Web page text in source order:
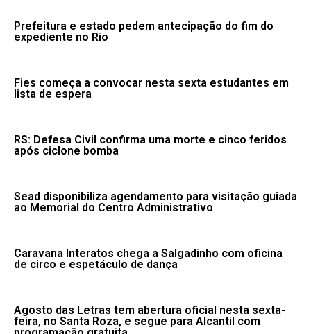
Prefeitura e estado pedem antecipação do fim do
expediente no Rio
Fies começa a convocar nesta sexta estudantes em
lista de espera
RS: Defesa Civil confirma uma morte e cinco feridos
após ciclone bomba
Sead disponibiliza agendamento para visitação guiada
ao Memorial do Centro Administrativo
Caravana Interatos chega a Salgadinho com oficina
de circo e espetáculo de dança
Agosto das Letras tem abertura oficial nesta sexta-
feira, no Santa Roza, e segue para Alcantil com